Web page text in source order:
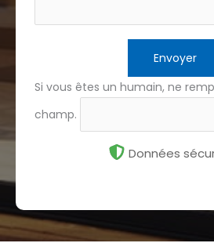
Envoyer
Si vous êtes un humain, ne
champ.
Données